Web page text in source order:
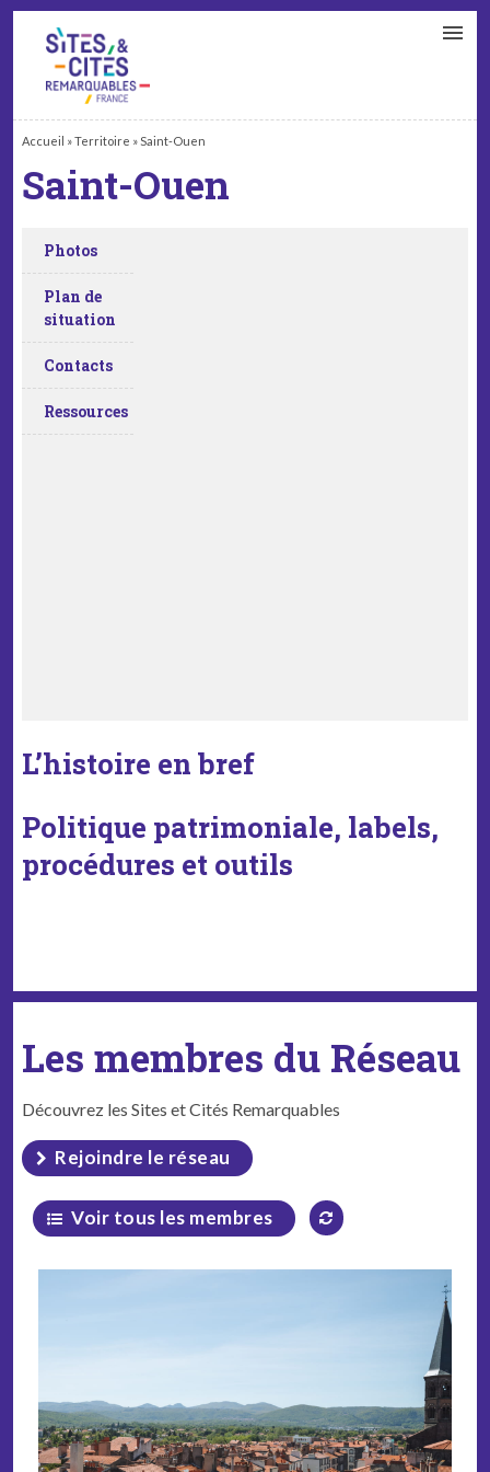
Accueil »Territoire » Saint-Ouen
Saint-Ouen
Photos
Plan de
situation
Contacts
Ressources
L’histoire en bref
Politique patrimoniale, labels,
procédures et outils
Les membres du Réseau
Découvrez les Sites et Cités Remarquables
Rejoindre le réseau
Voir tous les membres